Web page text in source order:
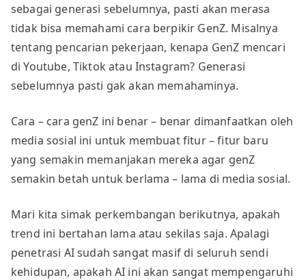
sebagai generasi sebelumnya, pasti akan merasa
tidak bisa memahami cara berpikir GenZ. Misalnya
tentang pencarian pekerjaan, kenapa GenZ mencari
di Youtube, Tiktok atau Instagram? Generasi
sebelumnya pasti gak akan memahaminya.
Cara – cara genZ ini benar – benar dimanfaatkan oleh
media sosial ini untuk membuat fitur – fitur baru
yang semakin memanjakan mereka agar genZ
semakin betah untuk berlama – lama di media sosial.
Mari kita simak perkembangan berikutnya, apakah
trend ini bertahan lama atau sekilas saja. Apalagi
penetrasi AI sudah sangat masif di seluruh sendi
kehidupan, apakah AI ini akan sangat mempengaruhi